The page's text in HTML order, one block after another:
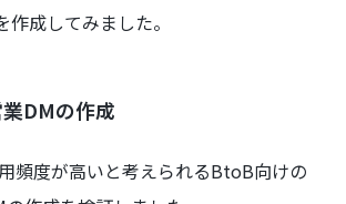
作成してみました。
DMの作成
頻度が高いと考えられるBtoB向けの